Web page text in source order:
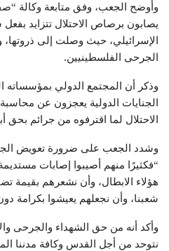
وأوضح الجعب، وفق متابعة وكالة
يصابون برصاص الاحتلال تتزايد بفعل
الإسرائيلي، حيث وصلت إلى
الجرحى الفلسطينيين.
وذكر أن المجتمع الدولي بمؤسساته
الجنايات الدولية يعجزون عن
الاحتلال لما اقترفوه من جرائم بحق
وشدد الجعب على ضرورة تعويض
“فكثيرًا منهم أصيبوا إصابات
هؤلاء الابطال، وأن نشعرهم بقيمة
شعبنا، وأن نجعلهم يعيشوا بكرامة
وأكد أنه من حق الشهداء والجرحى
نتوحد من أجل القدس وكافة مدننا